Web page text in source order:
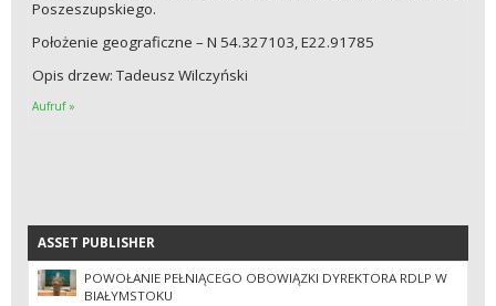
Poszeszupskiego.
Położenie geograficzne – N 54.327103, E22.91785
Opis drzew: Tadeusz Wilczyński
Aufruf »
ASSET PUBLISHER
ASSET PUBLISHER
POWOŁANIE PEŁNIĄCEGO OBOWIĄZKI DYREKTORA RDLP W
BIAŁYMSTOKU